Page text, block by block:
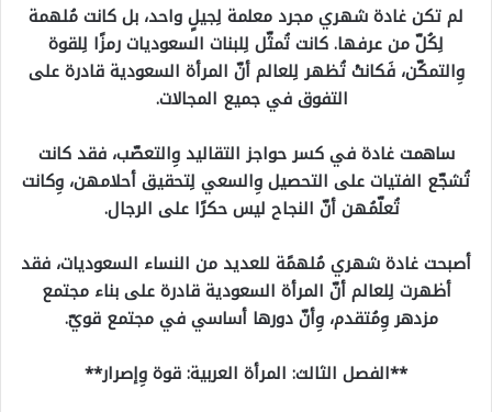
لم تكن غادة شهري مجرد معلمة لِجيلٍ واحد، بل كانت مُلهمة
لِكُلّ من عرفها. كانت تُمثّل لِلبنات السعوديات رمزًا لِلقوة
وِالتمكّن، فَكانتْ تُظهر لِلعالم أنّ المرأة السعودية قادرة على
التفوق في جميع المجالات.
ساهمت غادة في كسر حواجز التقاليد وِالتعصّب، فقد كانت
تُشجّع الفتيات على التحصيل وِالسعي لِتحقيق أحلامهن، وِكانت
تُعلّمُهن أنّ النجاح ليس حكرًا على الرجال.
أصبحت غادة شهري مُلهمًة للعديد من النساء السعوديات، فقد
أظهرت لِلعالم أنّ المرأة السعودية قادرة على بناء مجتمع
مزدهر وِمُتقدم، وِأنّ دورها أساسي في مجتمع قويّ.
**الفصل الثالث: المرأة العربية: قوة وِإصرار**